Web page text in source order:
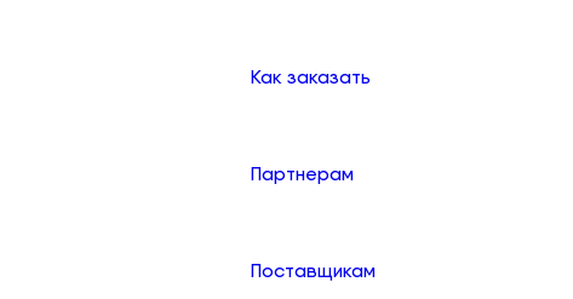
Как заказать
Партнерам
Поставщикам